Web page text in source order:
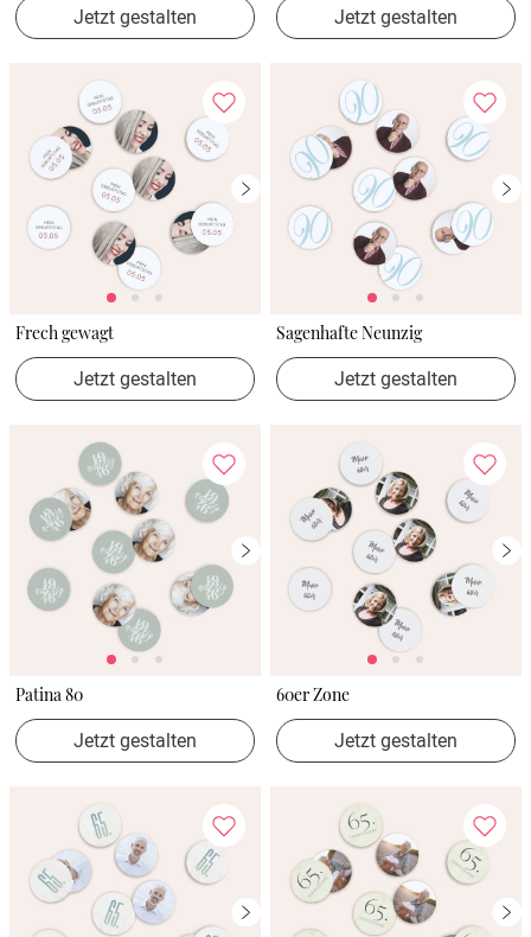
Jetzt gestalten Jetzt gestalten
Frech gewagt
Jetzt gestalten
Sagenhafte Neunzig
Jetzt gestalten
Patina 80
Jetzt gestalten
60er Zone
Jetzt gestalten